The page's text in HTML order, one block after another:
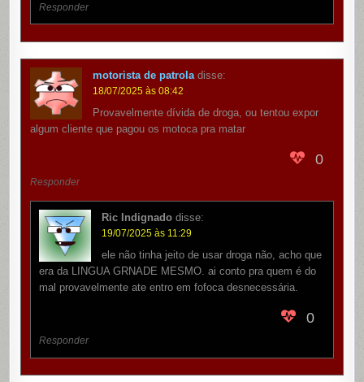
Responder
motorista de patrola disse:
18/07/2025 às 08:42
Provavelmente dívida de droga, ou tentou expor
algum cliente que pagou os motoca pra matar
0
Responder
Ric Indignado disse:
19/07/2025 às 11:29
ele não tinha jeito de usar droga não, acho que
era da LINGUA GRNADE MESMO. ai conto pra quem é do
mal provavelmente ate entro em fofoca desnecessária.
0
Responder